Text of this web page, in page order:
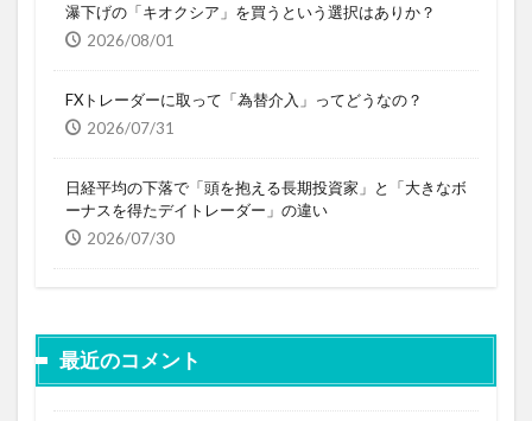
瀑下げの「キオクシア」を買うという選択はありか？
2026/08/01
FXトレーダーに取って「為替介入」ってどうなの？
2026/07/31
日経平均の下落で「頭を抱える長期投資家」と「大きなボ
ーナスを得たデイトレーダー」の違い
2026/07/30
最近のコメント